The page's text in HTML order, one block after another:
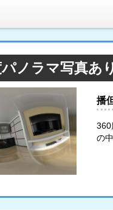
ノラマ写真あ
播
360
の